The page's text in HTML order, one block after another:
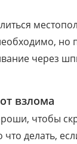
но
через
взлома
чтобы
делать,